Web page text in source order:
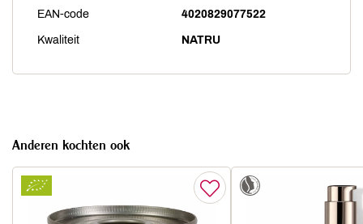
EAN-code 4020829077522
Kwaliteit NATRU
Anderen kochten ook